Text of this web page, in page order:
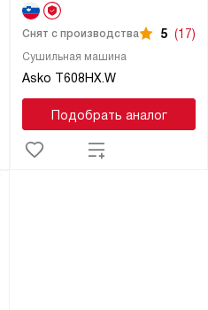
Сушильная машина
Asko T608HX.W
Снят с производства 5 (17)
Подобрать аналог